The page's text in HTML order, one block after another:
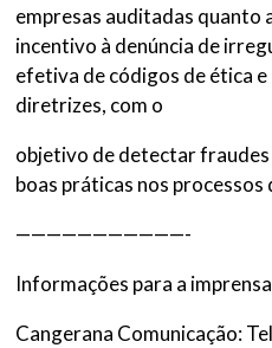
empresas auditadas quanto
incentivo à denúncia de
efetiva de códigos de ética
diretrizes, com o
objetivo de detectar
boas práticas nos processos
———————————-
Informações para a
Cangerana Comunicação: